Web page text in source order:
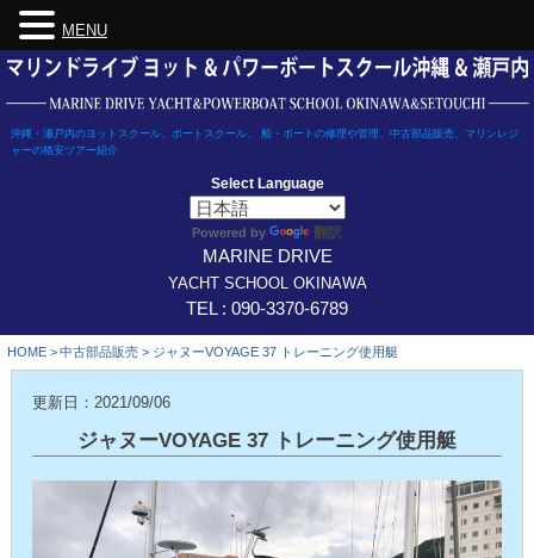
Skip
content
沖縄・瀬戸内のヨットスクール、ボートスクール、 船・ボートの修理や管理、中古部品販売、マリンレジ
ャーの格安ツアー紹介
Select Language
Powered by 翻訳
MARINE DRIVE
YACHT SCHOOL OKINAWA
TEL : 090-3370-6789
HOME > 中古部品販売 > ジャヌーVOYAGE 37 トレーニング使用艇
更新日：2021/09/06
ジャヌーVOYAGE 37 トレーニング使用艇
MENU